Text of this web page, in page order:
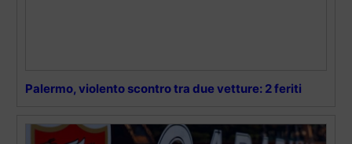
Palermo, violento scontro tra due vetture: 2 feriti